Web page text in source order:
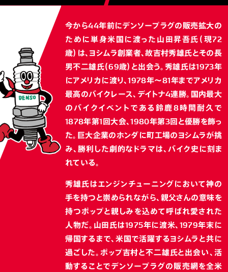
今から44年前にデンソープラグの販売拡大の
ために単身米国に渡った山田昇吾氏（現72
歳）は、ヨシムラ創業者、故吉村秀雄氏とその長
男不二雄氏（69歳）と出会う。秀雄氏は1973年
にアメリカに渡り、1978年～81年までアメリカ
最高のバイクレース、デイトナ4連勝。国内最大
のバイクイベントである鈴鹿8時間耐久で
1878年第1回大会、1980年第3回と優勝を飾っ
た。巨大企業のホンダに町工場のヨシムラが挑
み、勝利した劇的なドラマは、バイク史に刻ま
れている。
秀雄氏はエンジンチューニングにおいて神の
手を持つと崇められながら、親父さんの意味を
持つポップと親しみを込めて呼ばれ愛された
人物だ。山田氏は1975年に渡米、1979年末に
帰国するまで、米国で活躍するヨシムラと共に
過ごした。ポップ吉村と不二雄氏と出会い、活
動することでデンソープラグの販売網を全米